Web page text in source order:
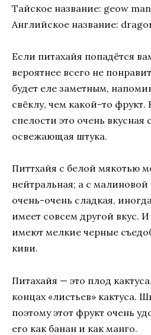
Тайское название: geow
Английское название:
Если питахайя попадётся
вероятнее всего не
будет еле заметным,
свёклу, чем какой-то
спелости это очень вкусная
освежающая штука.
Питтхайя с белой мякотью
нейтральная; а с
очень-очень сладкая,
имеет совсем другой вкус.
имеют мелкие черные
киви.
Питахайя — это плод
концах «листьев» кактуса.
поэтому этот фрукт очень
его как банан и как манго.